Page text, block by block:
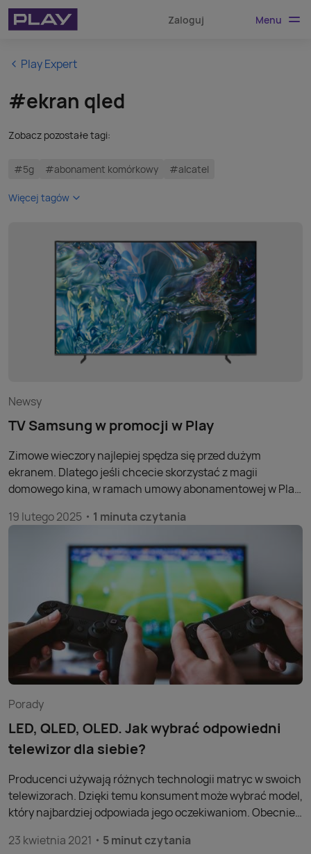
Zaloguj Menu
Play Expert
#ekran qled
Zobacz pozostałe tagi:
#5g #abonament komórkowy #alcatel
Więcej tagów
Newsy
TV Samsung w promocji w Play
Zimowe wieczory najlepiej spędza się przed dużym
ekranem. Dlatego jeśli chcecie skorzystać z magii
domowego kina, w ramach umowy abonamentowej w Play
w okazyjnych cenach.
19 lutego 2025 1 minuta czytania
Porady
LED, QLED, OLED. Jak wybrać odpowiedni
telewizor dla siebie?
Producenci używają różnych technologii matryc w swoich
telewizorach. Dzięki temu konsument może wybrać model,
który najbardziej odpowiada jego oczekiwaniom. Obecnie
Który z nich jest najlepszy?
23 kwietnia 2021 5 minut czytania